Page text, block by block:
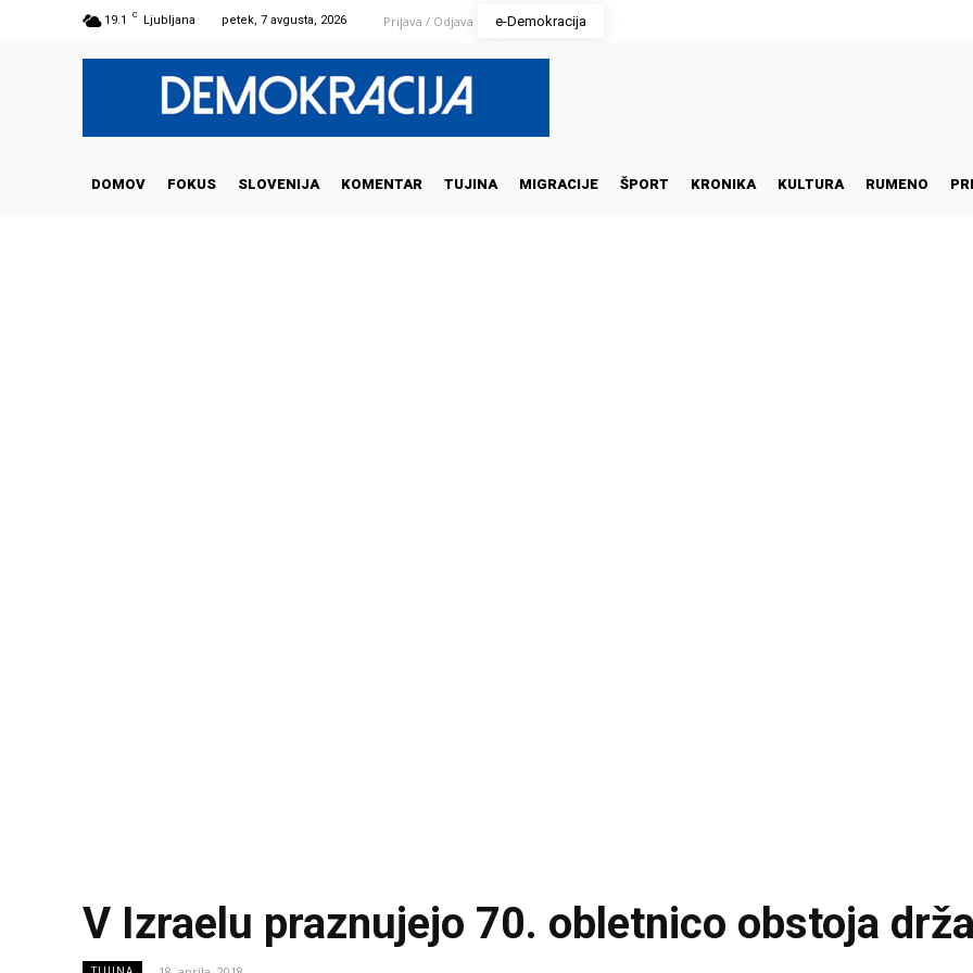
19.1 C Ljubljana petek, 7 avgusta, 2026 Prijava / Odjava e-Demokracija
DOMOV FOKUS SLOVENIJA KOMENTAR TUJINA MIGRACIJE ŠPORT KRONIKA KULTURA RUMENO
V Izraelu praznujejo 70. obletnico obstoja